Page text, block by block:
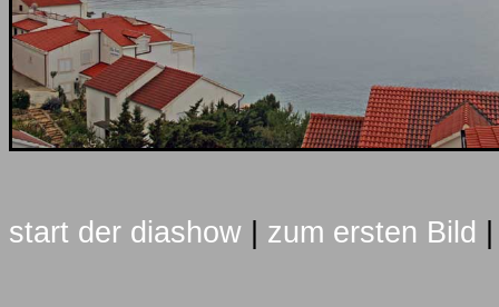
start der diashow zum ersten Bild